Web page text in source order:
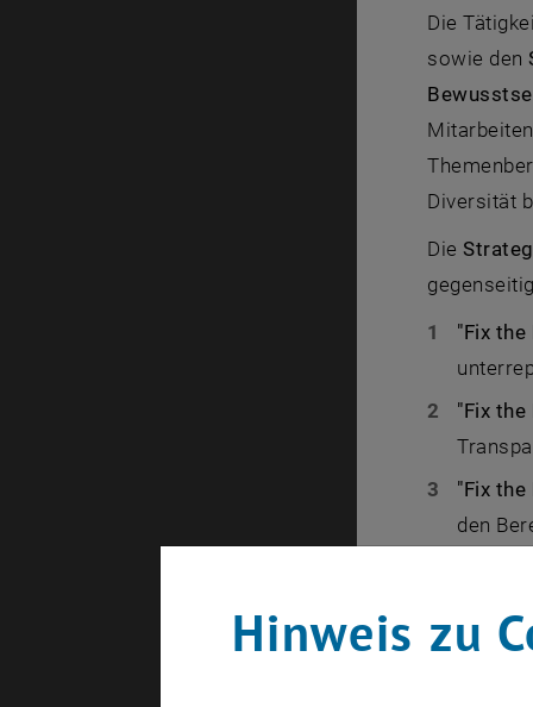
Die
sowie den
Diversität
Die
"Fix the
"Fix
"Fix the
den
Hinweis zu